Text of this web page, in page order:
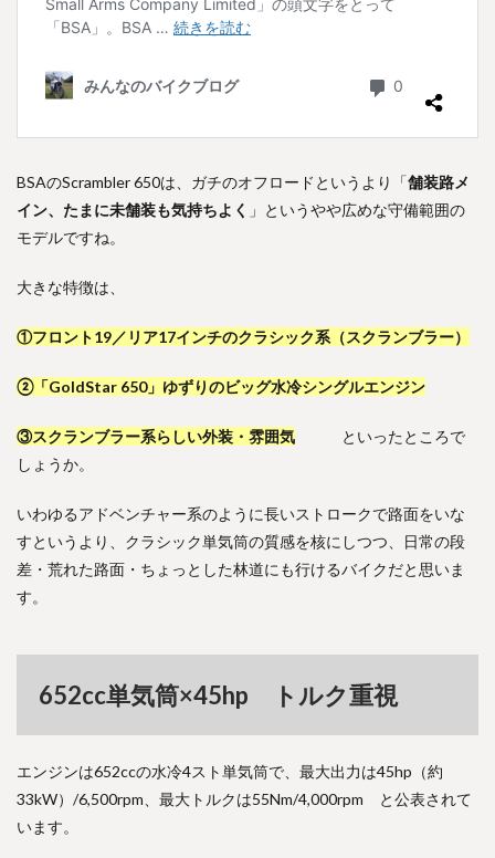
BSAのScrambler 650は、ガチのオフロードというより「舗装路メ
イン、たまに未舗装も気持ちよく 」というやや広めな守備範囲の
モデルですね。
大きな特徴は、
①フロント19／リア17インチのクラシック系（スクランブラー）
②「GoldStar 650」ゆずりのビッグ水冷シングルエンジン
③スクランブラー系らしい外装・雰囲気 といったところで
しょうか。
いわゆるアドベンチャー系のように長いストロークで路面をいな
すというより、クラシック単気筒の質感を核にしつつ、日常の段
差・荒れた路面・ちょっとした林道にも行けるバイクだと思いま
す。
652cc単気筒×45hp トルク重視
エンジンは652ccの水冷4スト単気筒で、最大出力は45hp（約
33kW）/6,500rpm、最大トルクは55Nm/4,000rpm と公表されて
います。